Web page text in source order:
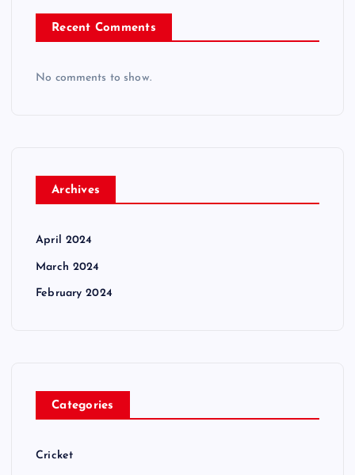
Recent Comments
No comments to show.
Archives
April 2024
March 2024
February 2024
Categories
Cricket